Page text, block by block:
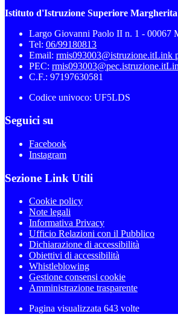
Istituto d'Istruzione Superiore
Largo Giovanni Paolo II n. 1 - 00067
Tel: 06/99180813
Email: rmis093003@istruzione.itLink
PEC: rmis093003@pec.istruzione.it
C.F.: 97197630581
Codice univoco: UF5LDS
Seguici su
Facebook
Instagram
Sezione Link Utili
Cookie policy
Note legali
Informativa Privacy
Ufficio Relazioni con il Pubblico
Dichiarazione di accessibilità
Obiettivi di accessibilità
Whistleblowing
Gestione consensi cookie
Amministrazione trasparente
Pagina visualizzata 643 volte